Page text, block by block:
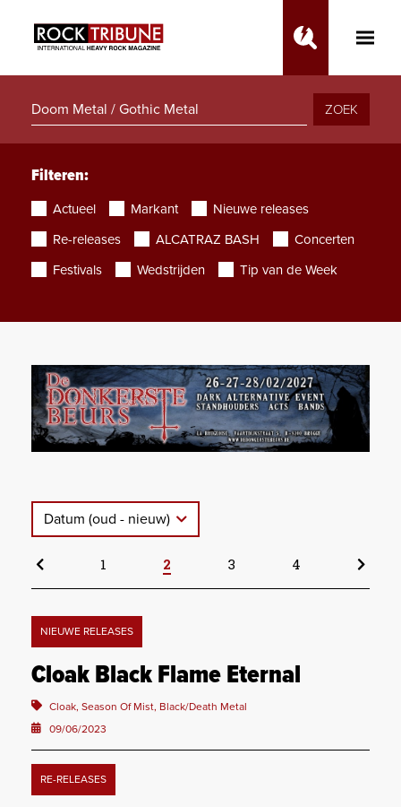
Toggle
ZOEK
Filteren:
Actueel Markant
Nieuwe releases
Re-releases
ALCATRAZ BASH
Concerten
Festivals
Wedstrijden Tip van de Week
Datum (oud - nieuw)
1 2 3 4
NIEUWE RELEASES
Cloak Black Flame Eternal
Cloak, Season Of Mist, Black/Death Metal
09/06/2023
RE-RELEASES